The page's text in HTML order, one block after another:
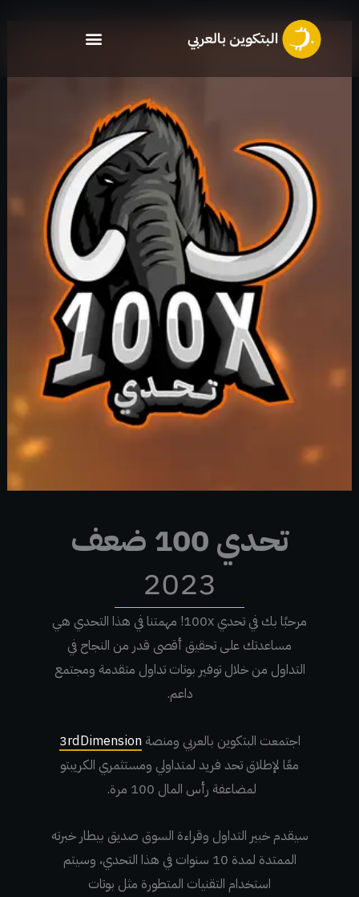
تحدي 100 ضعف
2023
مرحبًا بك في تحدي 100x!
مهمتنا في هذا التحدي هي
مساعدتك على تحقيق أقصى قدر من النجاح في
التداول من خلال توفير بوتات تداول متقدمة ومجتمع
داعم.
اجتمعت البتكوين بالعربي ومنصة3rdDimension
معًا لإطلاق تحد فريد لمتداولي ومستثمري الكريبتو
لمضاعفة رأس المال 100 مرة.
سيقدم خبير التداول وقراءة السوق صديق بيطار خبرته
الممتدة لمدة 10 سنوات في هذا التحدي، وسيتم
استخدام التقنيات المتطورة مثل بوتات